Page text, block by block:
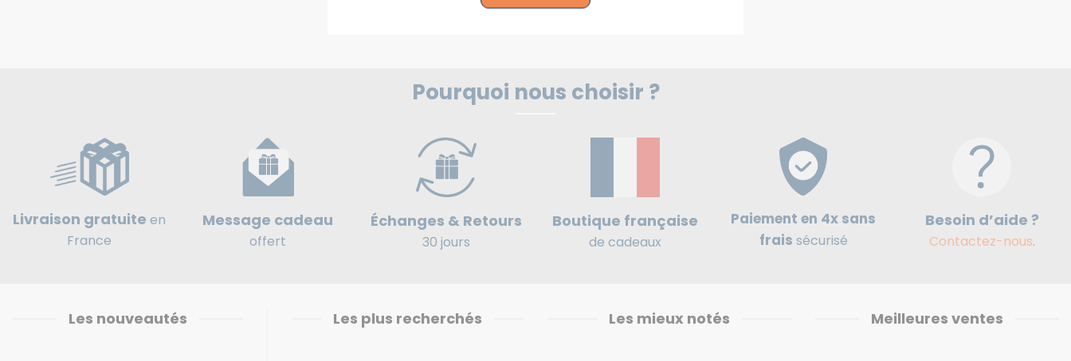
Pourquoi nous choisir ?
Livraison gratuite en
France
Message cadeau
offert
Échanges & Retours
30 jours
Boutique française
de cadeaux
Paiement en 4x sans
frais sécurisé
Besoin d’aide ?
Contactez-nous.
Les nouveautés Les plus recherchés Les mieux notés Meilleures ventes